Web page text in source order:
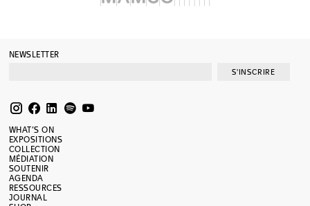
NEWSLETTER
S'INSCRIRE
WHAT’S ON
EXPOSITIONS
COLLECTION
MÉDIATION
SOUTENIR
AGENDA
RESSOURCES
JOURNAL